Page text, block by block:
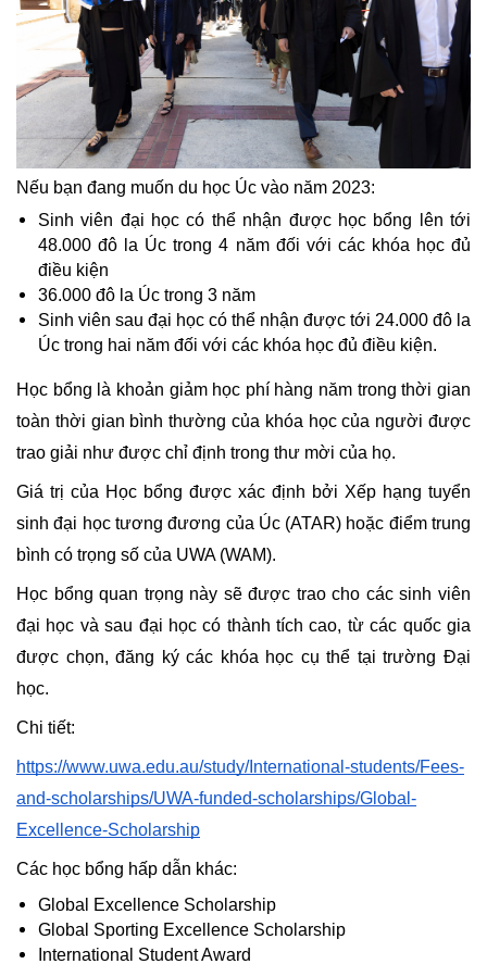
Nếu bạn đang muốn du học Úc vào năm 2023:
Sinh viên đại học có thể nhận được học bổng lên tới
48.000 đô la Úc trong 4 năm đối với các khóa học đủ
điều kiện
36.000 đô la Úc trong 3 năm
Sinh viên sau đại học có thể nhận được tới 24.000 đô la
Úc trong hai năm đối với các khóa học đủ điều kiện.
Học bổng là khoản giảm học phí hàng năm trong thời gian
toàn thời gian bình thường của khóa học của người được
trao giải như được chỉ định trong thư mời của họ.
Giá trị của Học bổng được xác định bởi Xếp hạng tuyển
sinh đại học tương đương của Úc (ATAR) hoặc điểm trung
bình có trọng số của UWA (WAM).
Học bổng quan trọng này sẽ được trao cho các sinh viên
đại học và sau đại học có thành tích cao, từ các quốc gia
được chọn, đăng ký các khóa học cụ thể tại trường Đại
học.
Chi tiết:
https://www.uwa.edu.au/study/International-students/Fees-
and-scholarships/UWA-funded-scholarships/Global-
Excellence-Scholarship
Các học bổng hấp dẫn khác:
Global Excellence Scholarship
Global Sporting Excellence Scholarship
International Student Award